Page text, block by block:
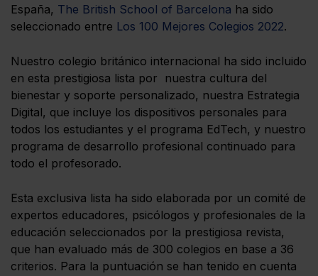
España, The British School of Barcelona ha sido
seleccionado entre Los 100 Mejores Colegios 2022.
Nuestro colegio británico internacional ha sido incluido
en esta prestigiosa lista por nuestra cultura del
bienestar y soporte personalizado, nuestra Estrategia
Digital, que incluye los dispositivos personales para
todos los estudiantes y el programa EdTech, y nuestro
programa de desarrollo profesional continuado para
todo el profesorado.
Esta exclusiva lista ha sido elaborada por un comité de
expertos educadores, psicólogos y profesionales de la
educación seleccionados por la prestigiosa revista,
que han evaluado más de 300 colegios en base a 36
criterios. Para la puntuación se han tenido en cuenta